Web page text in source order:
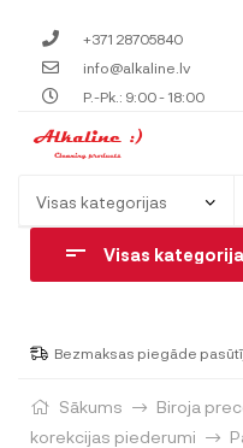
+371 28705840
info@alkaline.lv
P.-Pk.: 9:00 - 18:00
Visas
Bezmaksas piegāde
Sākums Biroja
korekcijas piederumi